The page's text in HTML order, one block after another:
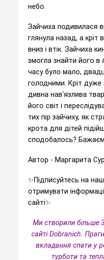
небо.
Зайчиха подивилася
глянула назад, а кріт
вниз і втік. Зайчиха
змогла знайти його в
часу було мало,
голодними. Кріт дуже
дивна нав'язлива
його світ і
тих пір зайчиху, як
крота для дітей
сподобалось?
Автор - Маргарита
✨️Підписуйтесь на наш
отримувати
сайті✨️
Ми створили більше
сайті Dobranich.
вкладання спати у
турботи та